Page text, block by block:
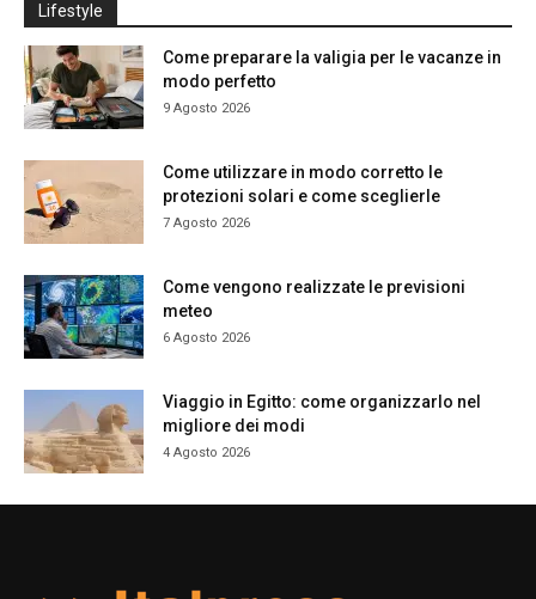
Lifestyle
Come preparare la valigia per le vacanze in
modo perfetto
9 Agosto 2026
Come utilizzare in modo corretto le
protezioni solari e come sceglierle
7 Agosto 2026
Come vengono realizzate le previsioni
meteo
6 Agosto 2026
Viaggio in Egitto: come organizzarlo nel
migliore dei modi
4 Agosto 2026